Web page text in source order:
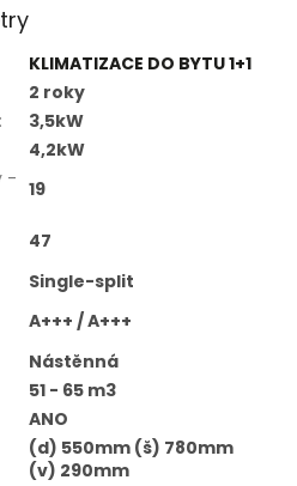
KLIMATIZACE DO BYTU 1+1
2 roky
:
3,5kW
4,2kW
- 19
47
Single-split
A+++ / A+++
Nástěnná
51 - 65 m3
ANO
(d) 550mm (š) 780mm
(v) 290mm